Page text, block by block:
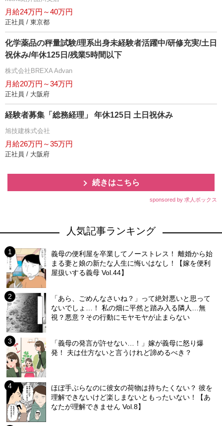
月給24万円～40万円
正社員 / 東京都
化学薬品の秤量試験/理系出身未経験者活躍中/研修充実/土日
祝休み/年休125日/残業5時間以下
株式会社BREXA Advan
月給20万円～34万円
正社員 / 大阪府
経験者募集「総務経理」 年休125日 土日祝休み
旭技建株式会社
月給26万円～35万円
正社員 / 大阪府
続きはこちら
sponsored by 求人ボックス
人気記事ランキング
義母の便利屋を卒業してノーストレス！ 離婚から始
まる妻と娘の新たな人生に悔いはなし！【嫁を便利
屋扱いする義母 Vol.44】
「あら、ごめんなさいね？」って絶対悪いと思って
ないでしょ…！ 私の畑に平然と踏み入る隣人…無
視？悪意？その行動にモヤモヤが止まらない
「義母の発言が許せない…！」嫁が義母に怒り爆
発！ 夫は仕方ないと言うけれど諦めるべき？
ほぼ手ぶらなのに彼女の荷物は持ちたくない？ 彼を
理解できないけど楽しまないともったいない！【あ
なたが理解できません Vol.8】